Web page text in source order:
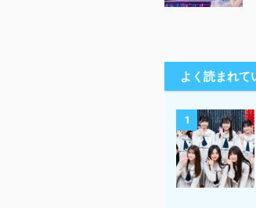
よく読まれて
1